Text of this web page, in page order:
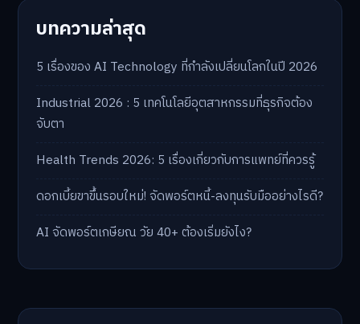
บทความล่าสุด
5 เรื่องของ AI Technology ที่กำลังเปลี่ยนโลกในปี 2026
Industrial 2026 : 5 เทคโนโลยีอุตสาหกรรมที่ธุรกิจต้อง
จับตา
Health Trends 2026: 5 เรื่องเกี่ยวกับการแพทย์ที่ควรรู้
ดอกเบี้ยขาขึ้นรอบใหม่! จัดพอร์ตหนี้-ลงทุนรับมืออย่างไรดี?
AI จัดพอร์ตเกษียณ วัย 40+ ต้องเริ่มยังไง?